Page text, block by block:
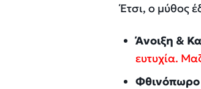
Έτσι, ο μύθος
Άνοιξη &
ευτυχία.
Φθινόπωρο